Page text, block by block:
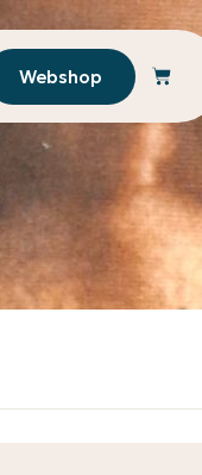
Webshop